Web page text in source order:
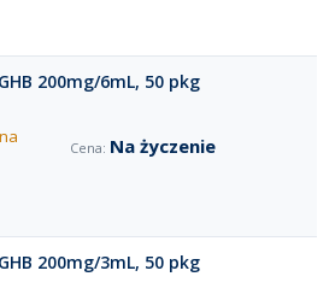
200mg/6mL, 50 pkg
Na życzenie
200mg/3mL, 50 pkg